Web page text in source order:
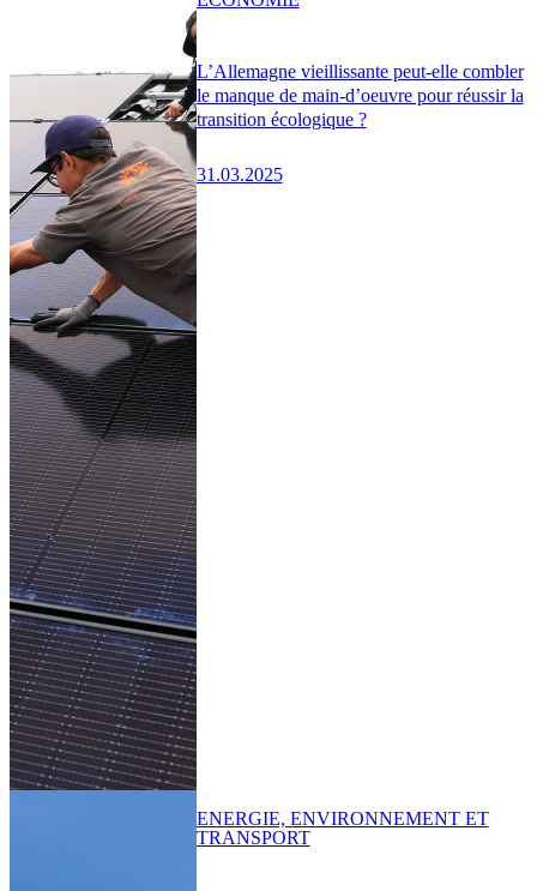
L’Allemagne vieillissante peut-elle combler
le manque de main-d’oeuvre pour réussir la
transition écologique ?
31.03.2025
ENERGIE, ENVIRONNEMENT ET
TRANSPORT